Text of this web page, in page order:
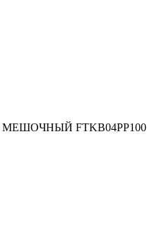
FTKB04PP100